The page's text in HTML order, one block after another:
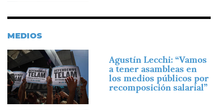
MEDIOS
Imagen
Agustín Lecchi: “Vamos
a tener asambleas en
los medios públicos por
recomposición salarial”